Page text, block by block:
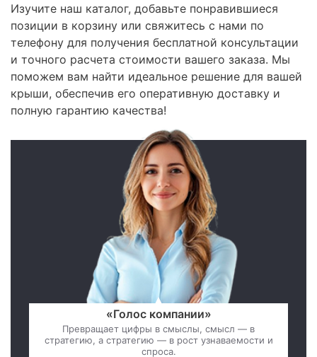
Изучите наш каталог, добавьте понравившиеся
позиции в корзину или свяжитесь с нами по
телефону для получения бесплатной консультации
и точного расчета стоимости вашего заказа. Мы
поможем вам найти идеальное решение для вашей
крыши, обеспечив его оперативную доставку и
полную гарантию качества!
«Голос компании»
Превращает цифры в смыслы, смысл — в
стратегию, а стратегию — в рост узнаваемости и
спроса.